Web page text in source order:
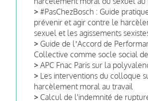
> #PasChezBosch : Guide
prévenir et agir contre le
sexuel et les agissements
> Guide de lʼAccord de
Collective comme socle social
> APC Fnac Paris sur la
> Les interventions du colloque
harcèlement moral au travail
> Calcul de l'indemnité de